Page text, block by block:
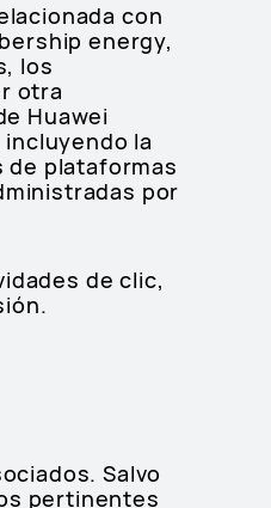
con
energy,
los
otra
Huawei
la
de plataformas
por
de clic,
Salvo
pertinentes